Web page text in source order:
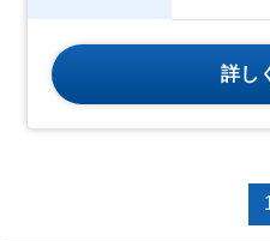
詳し